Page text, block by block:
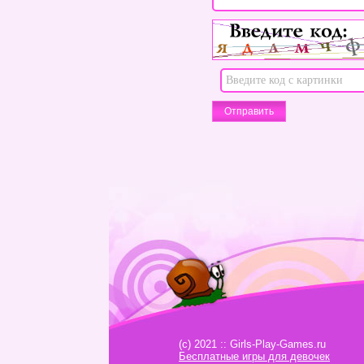
(c) 2021 :: Girls-Play-Games.ru
Бесплатные игры для девочек